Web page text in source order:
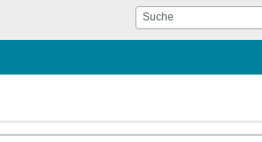
Suche